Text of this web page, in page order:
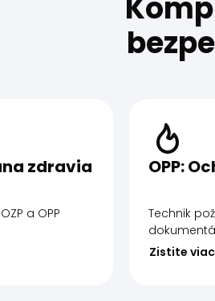
zdravia
a OPP
OPP:
Technik
Zistite viac